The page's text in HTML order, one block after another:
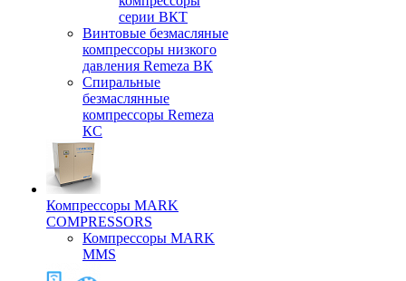
серии ВКТ
Винтовые безмасляные
компрессоры низкого
давления Remeza ВК
Спиральные
безмаслянные
компрессоры Remeza
КС
Компрессоры MARK
COMPRESSORS
Компрессоры MARK
MMS